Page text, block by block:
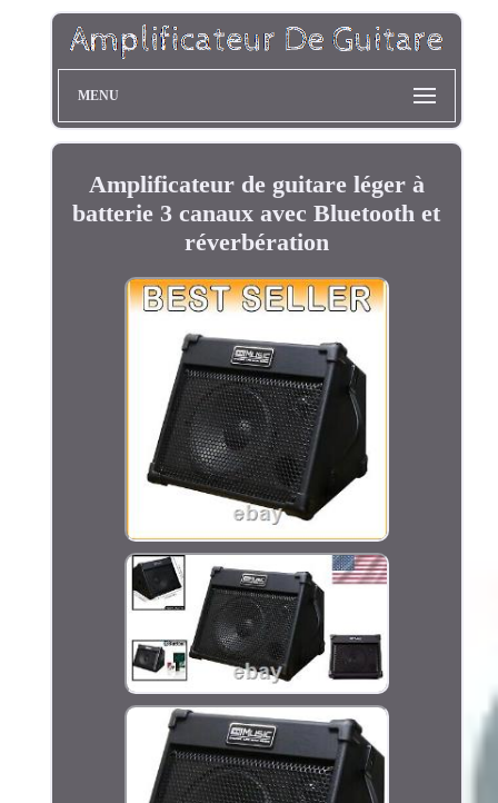
MENU
Amplificateur de guitare léger à
batterie 3 canaux avec Bluetooth et
réverbération